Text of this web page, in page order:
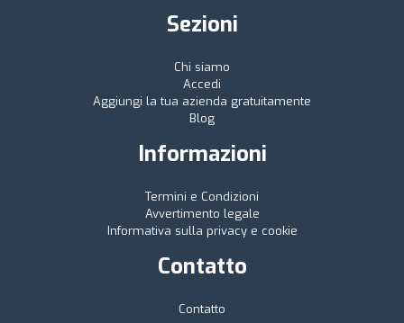
Sezioni
Chi siamo
Accedi
Aggiungi la tua azienda gratuitamente
Blog
Informazioni
Termini e Condizioni
Avvertimento legale
Informativa sulla privacy e cookie
Contatto
Contatto